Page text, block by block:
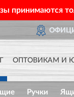
принимаются
ОПТОВИКАМ И
Ручки